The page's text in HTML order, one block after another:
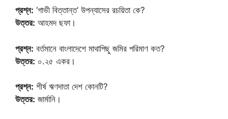
প্রশ্ন: ‘গাভী বিত্তান্ত’ উপন্যাসের রচয়িতা কে?
উত্তর: আহমদ ছফা।
প্রশ্ন: বর্তমানে বাংলাদেশে মাথাপিছু জমির পরিমাণ কত?
উত্তর: ০.২৫ একর।
প্রশ্ন: শীর্ষ ঋণদাতা দেশ কোনটি?
উত্তর: জার্মানি।